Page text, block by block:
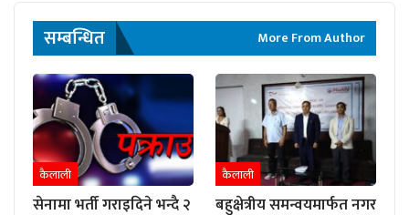
सम्बन्धित More From Author
कैलाली
सेनामा भर्ती गराइदिने भन्दै २
कैलाली
बहुक्षेत्रीय समन्वयमार्फत नगर